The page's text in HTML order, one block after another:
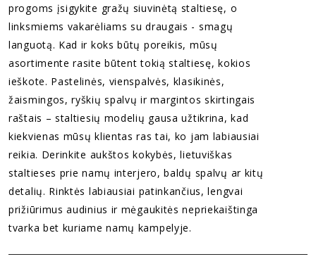
progoms įsigykite gražų siuvinėtą staltiesę, o
linksmiems vakarėliams su draugais - smagų
languotą. Kad ir koks būtų poreikis, mūsų
asortimente rasite būtent tokią staltiesę, kokios
ieškote. Pastelinės, vienspalvės, klasikinės,
žaismingos, ryškių spalvų ir margintos skirtingais
raštais – staltiesių modelių gausa užtikrina, kad
kiekvienas mūsų klientas ras tai, ko jam labiausiai
reikia. Derinkite aukštos kokybės, lietuviškas
staltieses prie namų interjero, baldų spalvų ar kitų
detalių. Rinktės labiausiai patinkančius, lengvai
prižiūrimus audinius ir mėgaukitės nepriekaištinga
tvarka bet kuriame namų kampelyje.